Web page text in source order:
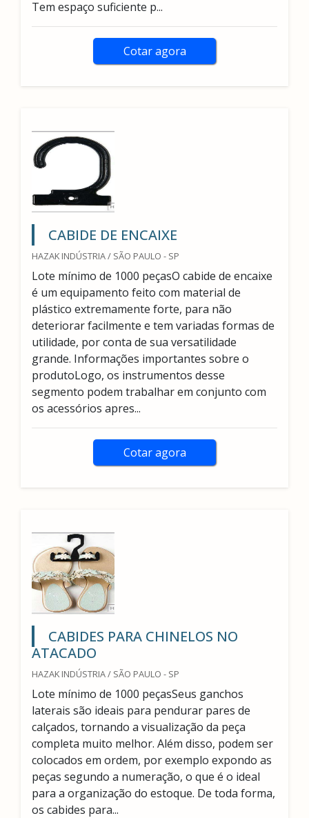
Tem espaço suficiente p...
Cotar agora
CABIDE DE ENCAIXE
HAZAK INDÚSTRIA / SÃO PAULO - SP
Lote mínimo de 1000 peçasO cabide de encaixe
é um equipamento feito com material de
plástico extremamente forte, para não
deteriorar facilmente e tem variadas formas de
utilidade, por conta de sua versatilidade
grande. Informações importantes sobre o
produtoLogo, os instrumentos desse
segmento podem trabalhar em conjunto com
os acessórios apres...
Cotar agora
CABIDES PARA CHINELOS NO
ATACADO
HAZAK INDÚSTRIA / SÃO PAULO - SP
Lote mínimo de 1000 peçasSeus ganchos
laterais são ideais para pendurar pares de
calçados, tornando a visualização da peça
completa muito melhor. Além disso, podem ser
colocados em ordem, por exemplo expondo as
peças segundo a numeração, o que é o ideal
para a organização do estoque. De toda forma,
os cabides para...